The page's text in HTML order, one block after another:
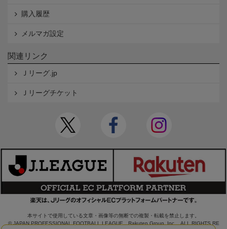
購入履歴
メルマガ設定
関連リンク
Ｊリーグ.jp
Ｊリーグチケット
本サイトで使用している文章・画像等の無断での複製・転載を禁止します。
© JAPAN PROFESSIONAL FOOTBALL LEAGUE Rakuten Group, Inc. ALL RIGHTS RE